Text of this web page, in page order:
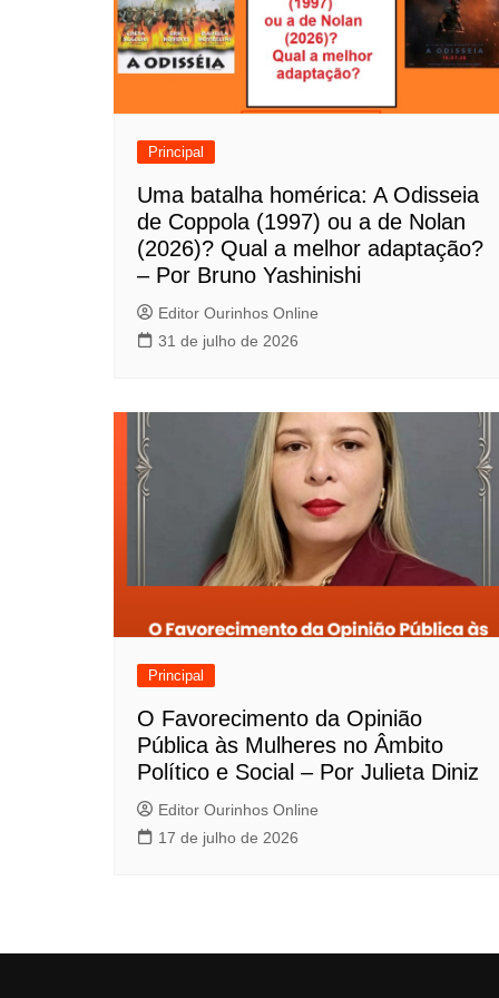
a
ç
ã
t
Principal
Uma batalha homérica: A Odisseia
de Coppola (1997) ou a de Nolan
(2026)? Qual a melhor adaptação?
– Por Bruno Yashinishi
Editor Ourinhos Online
31 de julho de 2026
Principal
O Favorecimento da Opinião
Pública às Mulheres no Âmbito
Político e Social – Por Julieta Diniz
Editor Ourinhos Online
17 de julho de 2026